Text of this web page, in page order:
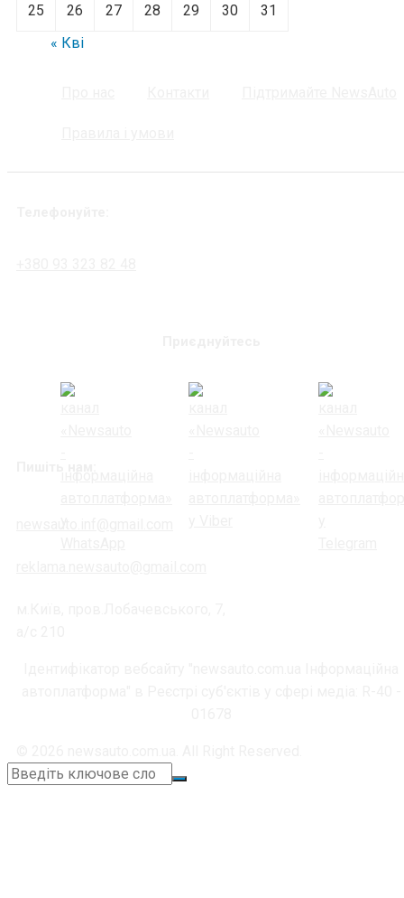
25 26 27 28 29 30
31
« Кві